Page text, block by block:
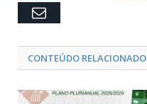
Email
CONTEÚDO RELACIONADO